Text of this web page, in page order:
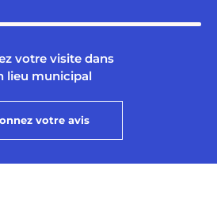
votre visite dans
lieu municipal
votre avis